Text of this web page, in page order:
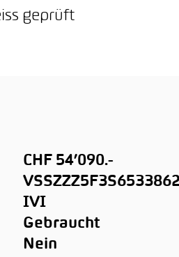
geprüft
CHF 54’090.-
VSSZZZ5F3S6533862
IVI
Gebraucht
Nein